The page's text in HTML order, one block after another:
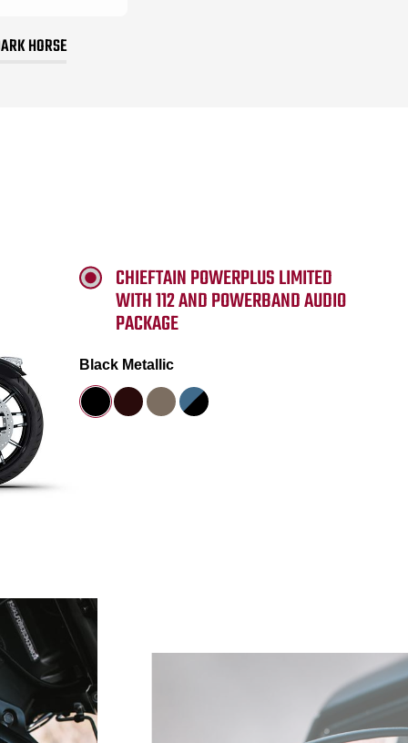
HORSE
CHIEFTAIN POWERPLUS LIMITED
WITH 112 AND POWERBAND AUDIO
PACKAGE
Black Metallic